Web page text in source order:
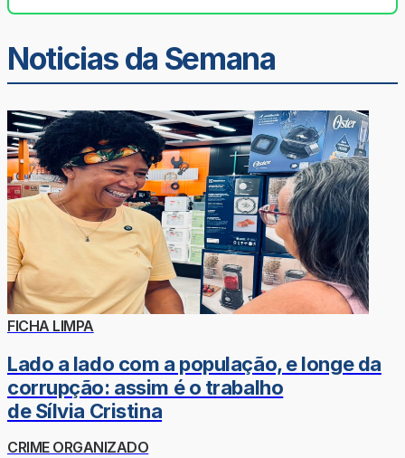
Noticias da Semana
FICHA LIMPA
Lado a lado com a população, e longe da
corrupção: assim é o trabalho
de Sílvia Cristina
CRIME ORGANIZADO